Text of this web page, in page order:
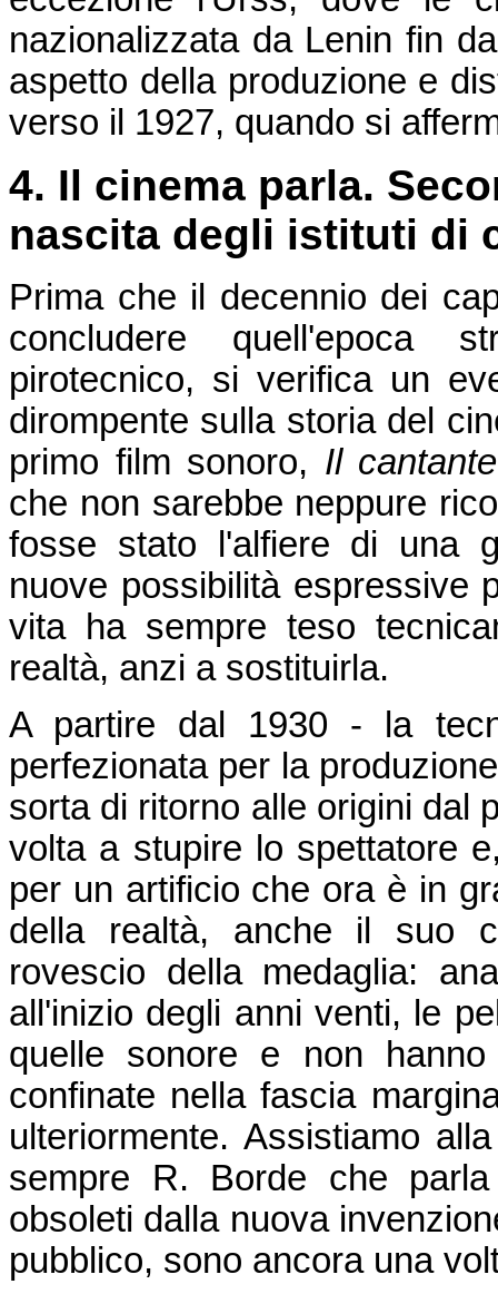
nazionalizzata da Lenin fin
aspetto della produzione e
verso il 1927, quando si
4. Il cinema parla.
nascita degli istituti di
Prima che il decennio dei
concludere quell'epoca
pirotecnico, si verifica un
dirompente sulla storia del
primo film sonoro, Il
che non sarebbe neppure
fosse stato l'alfiere di una
nuove possibilità espressive
vita ha sempre teso
realtà, anzi a sostituirla.
A partire dal 1930 - la
perfezionata per la
sorta di ritorno alle origini dal
volta a stupire lo spettatore
per un artificio che ora è in
della realtà, anche il suo
rovescio della medaglia:
all'inizio degli anni venti, le
quelle sonore e non
confinate nella fascia
ulteriormente. Assistiamo
sempre R. Borde che
obsoleti dalla nuova
pubblico, sono ancora una